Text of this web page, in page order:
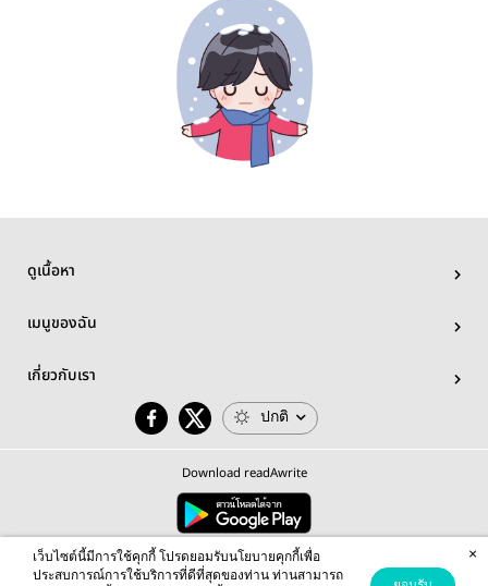
ดูเนื้อหา
เมนูของฉัน
เกี่ยวกับเรา
ปกติ
Download readAwrite
© 2026 readAwrite.com by MEB Corporation Public Company Limited
This site is protected by reCAPTCHA and the Google Privacy Policy Terms of Serviceapply.
เว็บไซต์นี้มีการใช้คุกกี้ โปรดยอมรับนโยบายคุกกี้เพื่อ
ประสบการณ์การใช้บริการที่ดีที่สุดของท่าน ท่านสามารถ
×